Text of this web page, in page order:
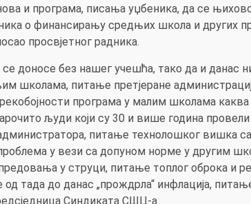
и програма, писања уџбеника, да се
о финансирању средњих школа и других
просвјетног радника.
доносе без нашег учешћа, тако да и данас
школама, питање претјеране
програма у малим школама
људи који су 30 и више година
питање технолошког вишка
у вези са допуном норме у другим
у струци, питање топлог оброка и
од тада до данас „прождрла“ инфлација,
Синдиката СШЦ-а.